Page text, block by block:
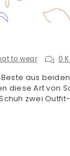
to wear 0
aus
diese Art von
zwei